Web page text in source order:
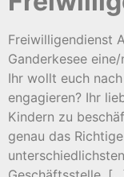
Freiwilligendienst
Ganderkesee
Ihr wollt euch
engagieren? Ihr
Kindern zu
genau das